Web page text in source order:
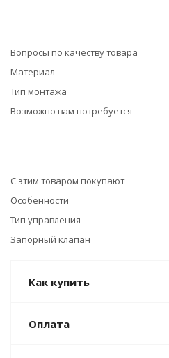
Вопросы по качеству товара
Материал
Тип монтажа
Возможно вам потребуется
С этим товаром покупают
Особенности
Тип управления
Запорный клапан
Как купить
Оплата